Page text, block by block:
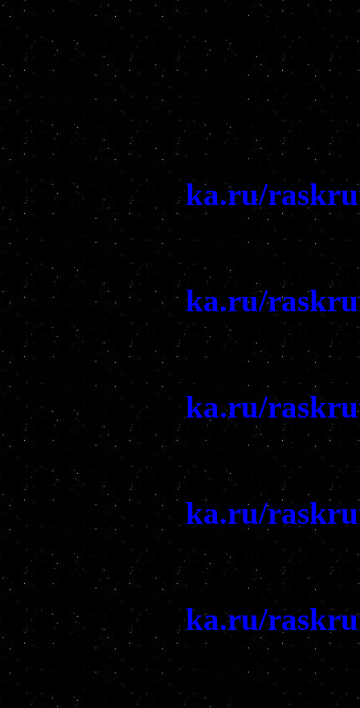
и форума.
Вот список
Раскрутка
ka.ru/
Раскрутка
ka.ru/
Раскрутка
ka.ru/
Раскрутка
ka.ru/
Раскрутка
ka.ru/
Раскрутка